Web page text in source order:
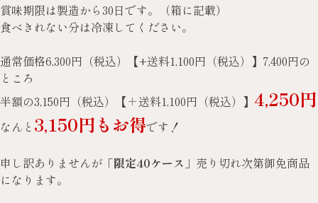
賞味期限は製造から30日です。（箱に記載）
食べきれない分は冷凍してください。
通常価格6,300円（税込）【+送料1,100円（税込）】7,400円の
ところ
半額の3,150円（税込）【＋送料1,100円（税込）】 4,250円
なんと 3,150円もお得です！
申し訳ありませんが「限定40ケース 」売り切れ次第御免商品
になります。